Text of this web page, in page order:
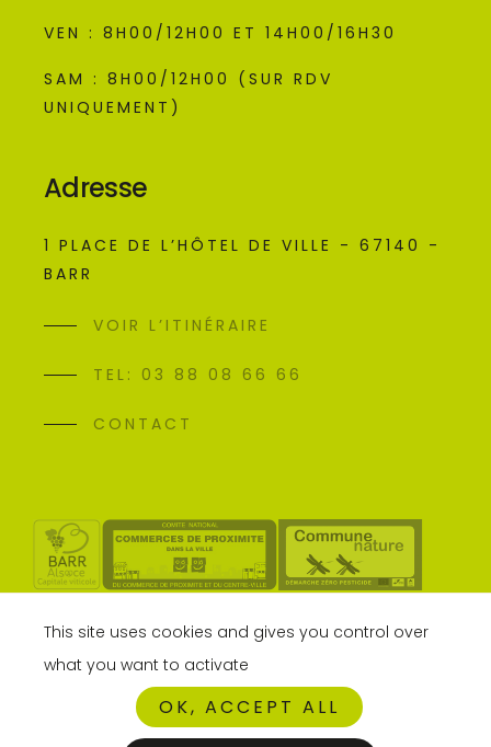
VEN : 8H00/12H00 ET 14H00/16H30
SAM : 8H00/12H00 (SUR RDV
UNIQUEMENT)
Adresse
1 PLACE DE L’HÔTEL DE VILLE - 67140 -
BARR
VOIR L’ITINÉRAIRE
TEL: 03 88 08 66 66
CONTACT
This site uses cookies and gives you control over
what you want to activate
OK, ACCEPT ALL